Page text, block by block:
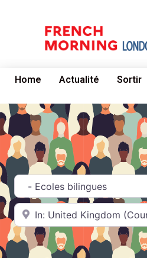
Home Actualité Sortir
Catégorie
Near